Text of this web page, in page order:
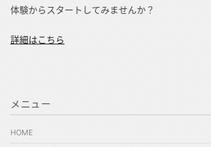
体験からスタートしてみませんか？
詳細はこちら
メニュー
HOME